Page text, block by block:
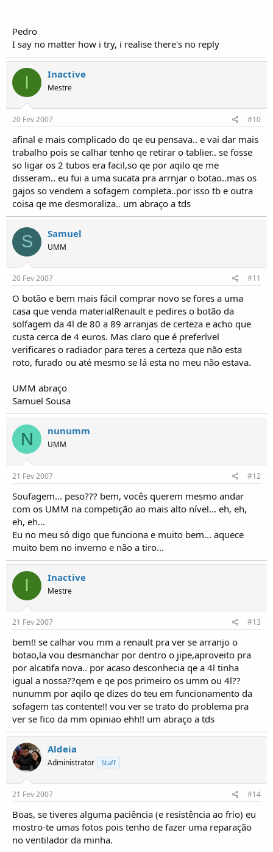
Pedro
I say no matter how i try, i realise there's no reply
I Inactive
Mestre
20 Fev 2007 #10
afinal e mais complicado do qe eu pensava.. e vai dar mais
trabalho pois se calhar tenho qe retirar o tablier.. se fosse
so ligar os 2 tubos era facil,so qe por aqilo qe me
disseram.. eu fui a uma sucata pra arrnjar o botao..mas os
gajos so vendem a sofagem completa..por isso tb e outra
coisa qe me desmoraliza.. um abraço a tds
S Samuel
UMM
20 Fev 2007 #11
O botão e bem mais fácil comprar novo se fores a uma
casa que venda materialRenault e pedires o botão da
solfagem da 4l de 80 a 89 arranjas de certeza e acho que
custa cerca de 4 euros. Mas claro que é preferível
verificares o radiador para teres a certeza que não esta
roto, furado ou até mesmo se lá esta no meu não estava.
UMM abraço
Samuel Sousa
N nunumm
UMM
21 Fev 2007 #12
Soufagem... peso??? bem, vocês querem mesmo andar
com os UMM na competição ao mais alto nível... eh, eh,
eh, eh...
Eu no meu só digo que funciona e muito bem... aquece
muito bem no inverno e não a tiro...
I Inactive
Mestre
21 Fev 2007 #13
bem!! se calhar vou mm a renault pra ver se arranjo o
botao,la vou desmanchar por dentro o jipe,aproveito pra
por alcatifa nova.. por acaso desconhecia qe a 4l tinha
igual a nossa??qem e qe pos primeiro os umm ou 4l??
nunumm por aqilo qe dizes do teu em funcionamento da
sofagem tas contente!! vou ver se trato do problema pra
ver se fico da mm opiniao ehh!! um abraço a tds
Aldeia
Administrator Staff
21 Fev 2007 #14
Boas, se tiveres alguma paciência (e resistência ao frio) eu
mostro-te umas fotos pois tenho de fazer uma reparação
no ventilador da minha.